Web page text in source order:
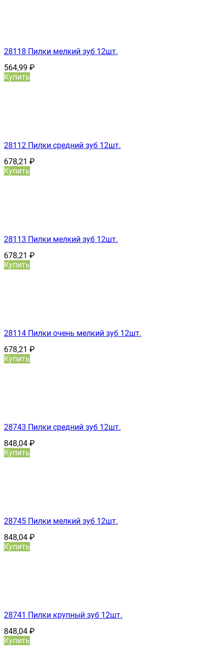
28118 Пилки мелкий зуб 12шт.
564,99 ₽
Купить
28112 Пилки средний зуб 12шт.
678,21 ₽
Купить
28113 Пилки мелкий зуб 12шт.
678,21 ₽
Купить
28114 Пилки очень мелкий зуб 12шт.
678,21 ₽
Купить
28743 Пилки средний зуб 12шт.
848,04 ₽
Купить
28745 Пилки мелкий зуб 12шт.
848,04 ₽
Купить
28741 Пилки крупный зуб 12шт.
848,04 ₽
Купить